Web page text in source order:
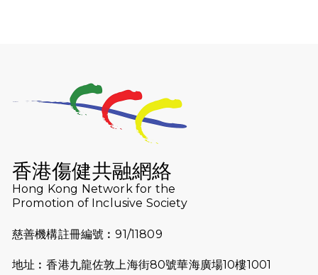
2026-07-23
猛龍長跑隊恆常練習 - 7月23日
（19:00開始）
猛龍長跑隊恆常練習 - 7月16日
2026-07-10
【猛龍戈壁118公里分享暨香港傷健共
融網絡15周年晚宴】
2026-07-09
猛龍長跑隊恆常練習 - 7月9日（19:00
香港傷健共融網絡
Hong Kong Network for the
Promotion of Inclusive Society
慈善機構註冊編號︰91/11809
地址︰香港九龍佐敦上海街80號華海廣場10樓1001